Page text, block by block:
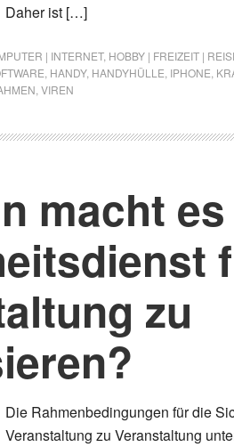
Daher ist […]
| INTERNET, HOBBY | FREIZEIT |
HANDY, HANDYHÜLLE IPHONE
VIREN
macht
zu
Die Rahmenbedingungen für die
Veranstaltung zu Veranstaltung